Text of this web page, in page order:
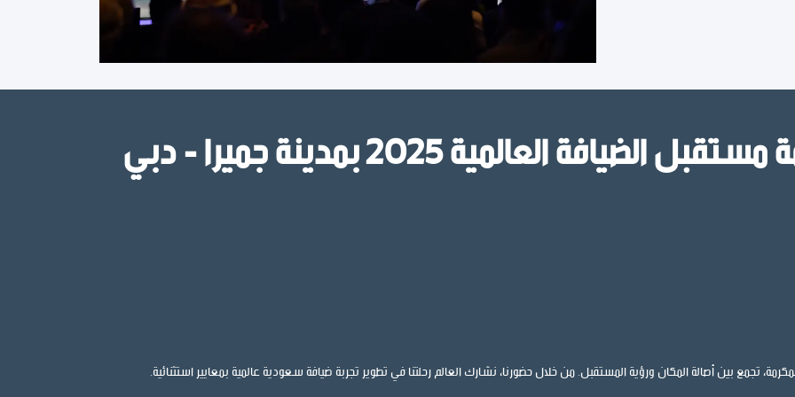
العالمية 2025 بمدينة جميرا - دبي
تجمع بين أصالة المكان ورؤية المستقبل. من خلال حضورنا، نشارك العالم رحلتنا في تطوير تجربة ضيافة سعودية عالمية بمعايير استثنائية.